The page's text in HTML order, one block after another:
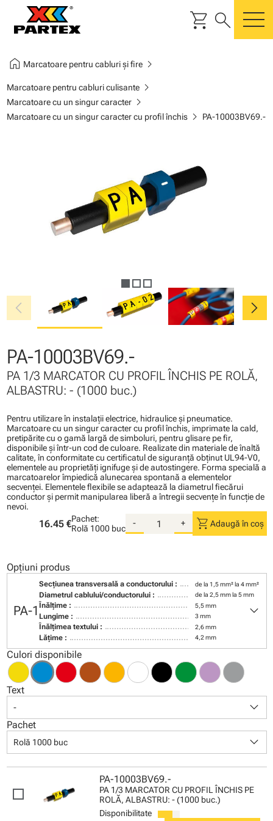
shopping_cart search
home Marcatoare pentru cabluri și firechevron_right
Marcatoare pentru cabluri culisantechevron_right
Marcatoare cu un singur caracterchevron_right
Marcatoare cu un singur caracter cu profil închischevron_right PA-10003BV69.-
chevron_left chevron_right
PA-10003BV69.-
PA 1/3 MARCATOR CU PROFIL ÎNCHIS PE ROLĂ,
ALBASTRU: - (1000 buc.)
Pentru utilizare în instalaţii electrice, hidraulice şi pneumatice.
Marcatoare cu un singur caracter cu profil închis, imprimate la cald,
pretipărite cu o gamă largă de simboluri, pentru glisare pe fir,
disponibile şi într-un cod de culoare. Realizate din materiale de înaltă
calitate, în conformitate cu certificatul de siguranţă obţinut UL94-V0,
elementele au proprietăţi ignifuge şi de autostingere. Forma specială a
marcatoarelor împiedică alunecarea spontană a elementelor
secvenţei. Elementele flexibile se adaptează la diametrul fiecărui
conductor şi permit manipularea liberă a întregii secvenţe în funcţie de
nevoi.
16.45 €Pachet:
Rolă 1000 buc
- + shopping_cart Adaugă în coș
Opțiuni produs
PA-1
Secţiunea transversală a conductorului : de la 1,5 mm² la 4 mm²
Diametrul cablului/conductorului : de la 2,5 mm la 5 mm
Înălţime : 5,5 mm
Lungime : 3 mm
Înălţimea textului : 2,6 mm
Lăţime : 4,2 mm
keyboard_arrow_down
Culori disponibile
Text
- keyboard_arrow_down
Pachet
Rolă 1000 buc keyboard_arrow_down
PA-10003BV69.-
PA 1/3 MARCATOR CU PROFIL ÎNCHIS PE
ROLĂ, ALBASTRU: - (1000 buc.)
Disponibilitate